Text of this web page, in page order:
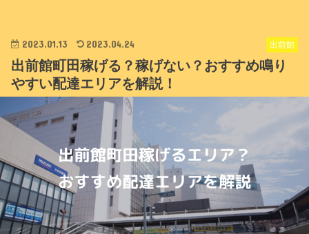
出前館
2023.01.13 2023.04.24
出前館町田稼げる？稼げない？おすすめ鳴り
やすい配達エリアを解説！